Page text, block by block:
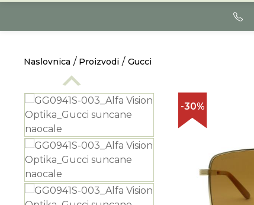
Naslovnica Proizvodi Gucci
-30%